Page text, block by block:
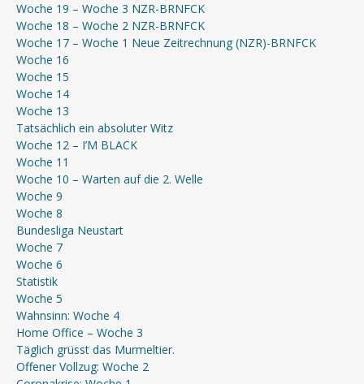
Woche 19 – Woche 3 NZR-BRNFCK
Woche 18 – Woche 2 NZR-BRNFCK
Woche 17 – Woche 1 Neue Zeitrechnung (NZR)-BRNFCK
Woche 16
Woche 15
Woche 14
Woche 13
Tatsächlich ein absoluter Witz
Woche 12 – I’M BLACK
Woche 11
Woche 10 – Warten auf die 2. Welle
Woche 9
Woche 8
Bundesliga Neustart
Woche 7
Woche 6
Statistik
Woche 5
Wahnsinn: Woche 4
Home Office – Woche 3
Täglich grüsst das Murmeltier.
Offener Vollzug: Woche 2